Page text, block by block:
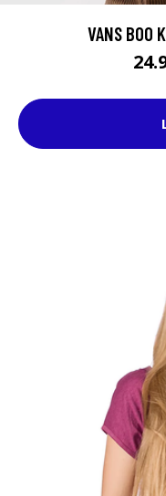
VANS BOO